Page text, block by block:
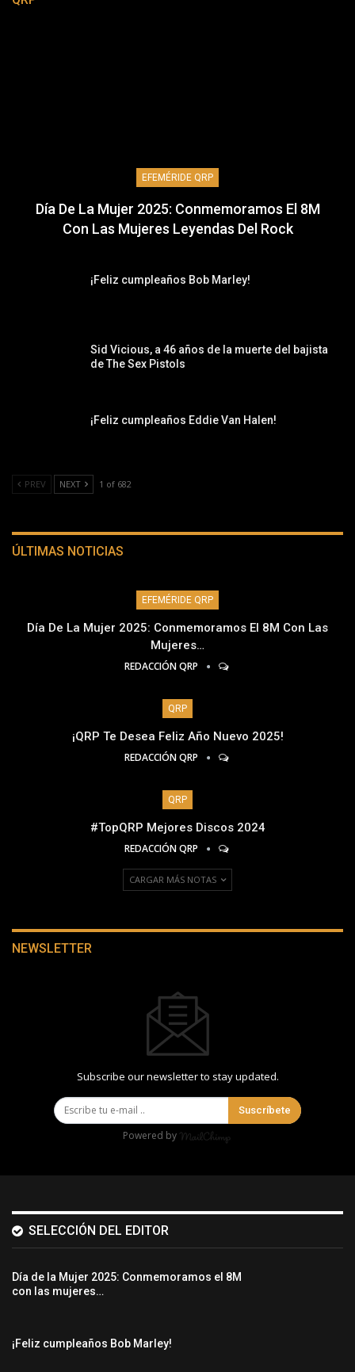
EFEMÉRIDE QRP
Día De La Mujer 2025: Conmemoramos El 8M
Con Las Mujeres Leyendas Del Rock
¡Feliz cumpleaños Bob Marley!
Sid Vicious, a 46 años de la muerte del bajista
de The Sex Pistols
¡Feliz cumpleaños Eddie Van Halen!
PREV NEXT 1 of 682
ÚLTIMAS NOTICIAS
EFEMÉRIDE QRP
Día De La Mujer 2025: Conmemoramos El 8M Con Las
Mujeres…
REDACCIÓN QRP
QRP
¡QRP Te Desea Feliz Año Nuevo 2025!
REDACCIÓN QRP
QRP
#TopQRP Mejores Discos 2024
REDACCIÓN QRP
CARGAR MÁS NOTAS
NEWSLETTER
Subscribe our newsletter to stay updated.
Suscríbete
Powered by
SELECCIÓN DEL EDITOR
Día de la Mujer 2025: Conmemoramos el 8M
con las mujeres…
¡Feliz cumpleaños Bob Marley!